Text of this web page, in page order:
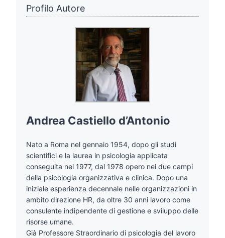
Profilo Autore
Andrea Castiello d’Antonio
Nato a Roma nel gennaio 1954, dopo gli studi
scientifici e la laurea in psicologia applicata
conseguita nel 1977, dal 1978 opero nei due campi
della psicologia organizzativa e clinica. Dopo una
iniziale esperienza decennale nelle organizzazioni in
ambito direzione HR, da oltre 30 anni lavoro come
consulente indipendente di gestione e sviluppo delle
risorse umane.
Già Professore Straordinario di psicologia del lavoro